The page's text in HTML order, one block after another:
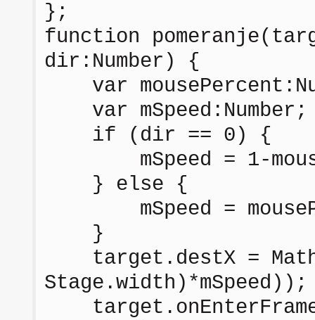
};
function
dir:Number) {
var
var mSpeed:Number;
if (dir == 0) {
mSpeed = 1-
} else {
mSpeed =
}
target.destX =
Stage.width)*mSpeed));